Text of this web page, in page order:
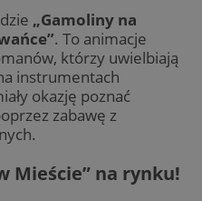
„Gamoliny na
. To animacje
którzy uwielbiają
instrumentach
okazję poznać
zabawę z
Mieście” na rynku!